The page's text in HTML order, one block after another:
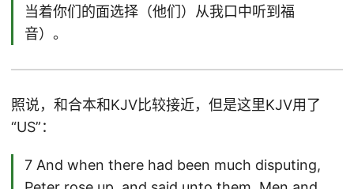
当着你们的面选择（他们）从我口中听到福
音）。
照说，和合本和KJV比较接近，但是这里KJV用了
“US”：
7 And when there had been much disputing,